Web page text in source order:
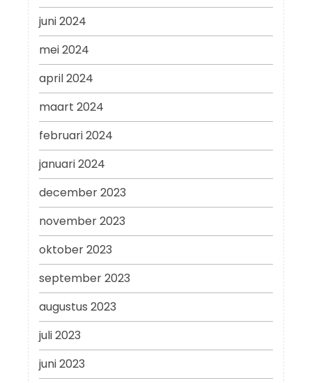
juni 2024
mei 2024
april 2024
maart 2024
februari 2024
januari 2024
december 2023
november 2023
oktober 2023
september 2023
augustus 2023
juli 2023
juni 2023